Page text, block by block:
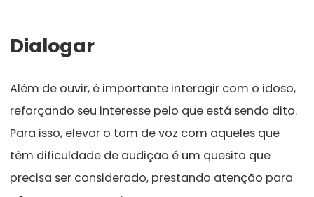
Dialogar
Além de ouvir, é importante interagir com o idoso,
reforçando seu interesse pelo que está sendo dito.
Para isso, elevar o tom de voz com aqueles que
têm dificuldade de audição é um quesito que
precisa ser considerado, prestando atenção para